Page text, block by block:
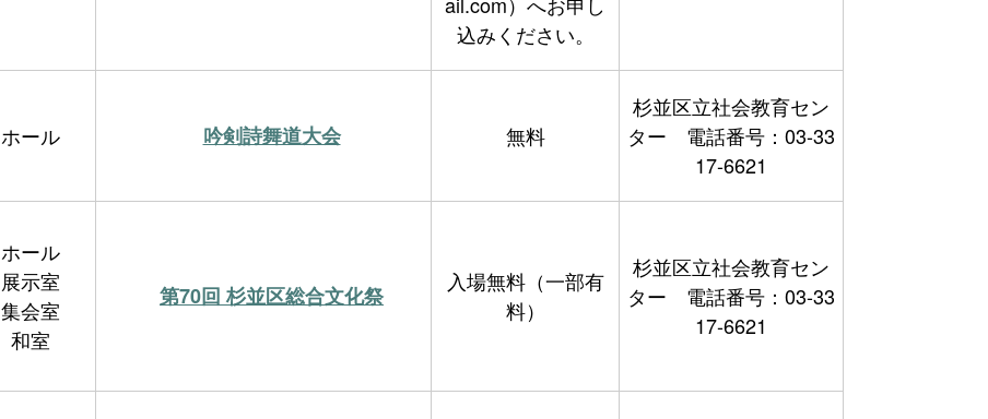
込みください。
ホール 吟剣詩舞道大会 無料
杉並区立社会教育セン
ター 電話番号：03-33
17-6621
ホール
展示室
集会室
和室
第70回 杉並区総合文化祭
入場無料（一部有
料）
杉並区立社会教育セン
ター 電話番号：03-33
17-6621